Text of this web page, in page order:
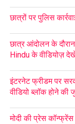
छात्रों पर पुलिस
छात्र आंदोलन के
Hindu के वीडियोज़
इंटरनेट फ्रीडम पर
वीडियो ब्लॉक होने की
मोदी की प्रेस